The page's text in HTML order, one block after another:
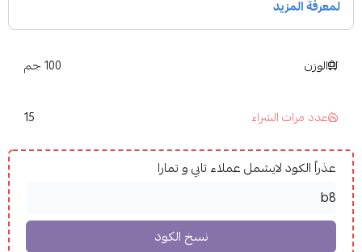
الوزن 100 جم
عدد مرات الشراء 15
عذراً الكود لايشمل عملاء تابي و تمارا